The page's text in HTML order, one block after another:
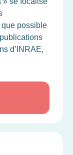
possible
d’INRAE,